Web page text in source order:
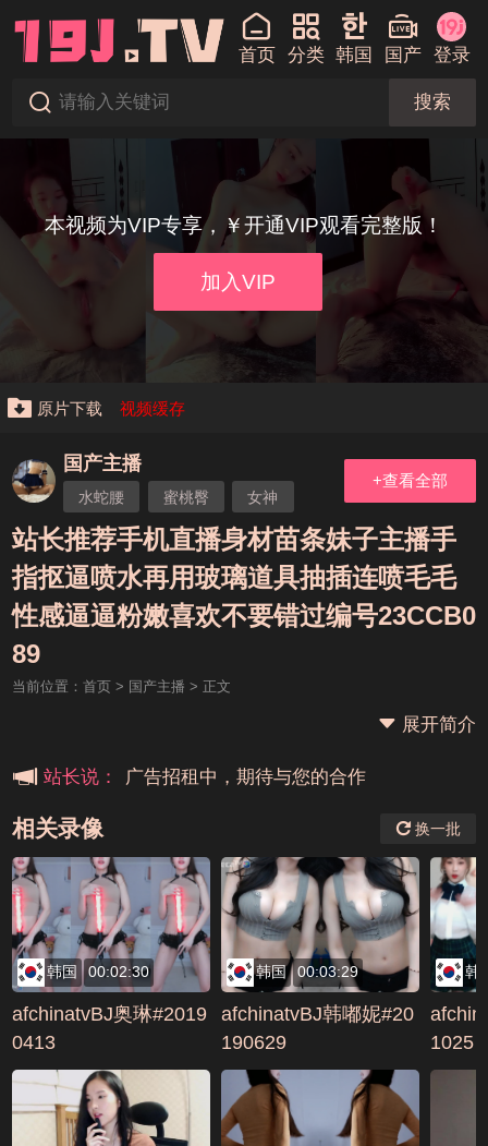
首页 分类 韩国 国产 登录
搜索
本视频为VIP专享，￥开通VIP观看完整版！
加入VIP
原片下载 视频缓存
国产主播
水蛇腰 蜜桃臀
女神
自慰
+查看全部
站长推荐手机直播身材苗条妹子主播手
指抠逼喷水再用玻璃道具抽插连喷毛毛
性感逼逼粉嫩喜欢不要错过编号23CCB0
89
当前位置： 首页> 国产主播 > 正文
展开简介
站长说： 广告招租中，期待与您的合作
相关录像 换一批
韩国 00:02:30
afchinatvBJ奥琳#2019
0413
韩国 00:03:29
afchinatvBJ韩嘟妮#20
190629
韩
1025